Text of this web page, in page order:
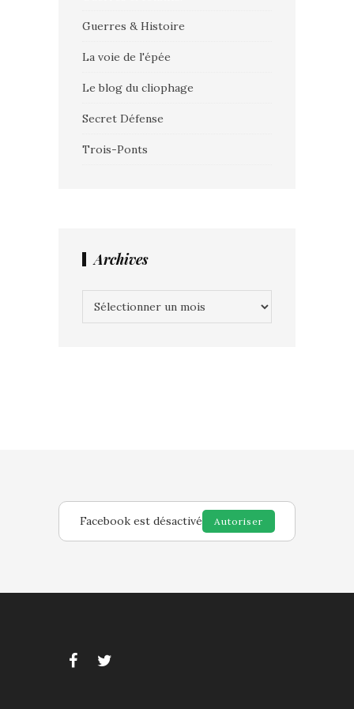
Guerres & Histoire
La voie de l'épée
Le blog du cliophage
Secret Défense
Trois-Ponts
Archives
Facebook est désactivé Autoriser